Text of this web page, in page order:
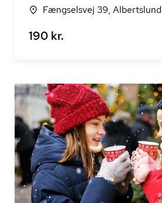
Fængselsvej 39, Albertslund
190 kr.